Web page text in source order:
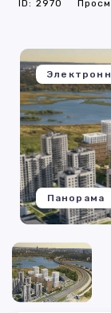
ID: 2970
Панорама